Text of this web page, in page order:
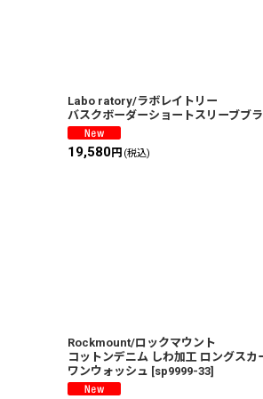
Labo ratory/ラボレイトリー
バスクボーダーショートスリーブブ
19,580円 (税込)
Rockmount/ロックマウント
コットンデニム しわ加工 ロングス
ワンウォッシュ [sp9999-33]